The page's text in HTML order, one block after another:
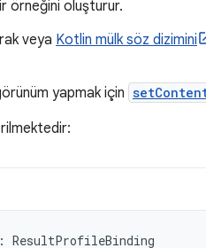
örneğini oluşturur.
veya Kotlin mülk söz dizimini
yapmak için
: ResultProfileBinding